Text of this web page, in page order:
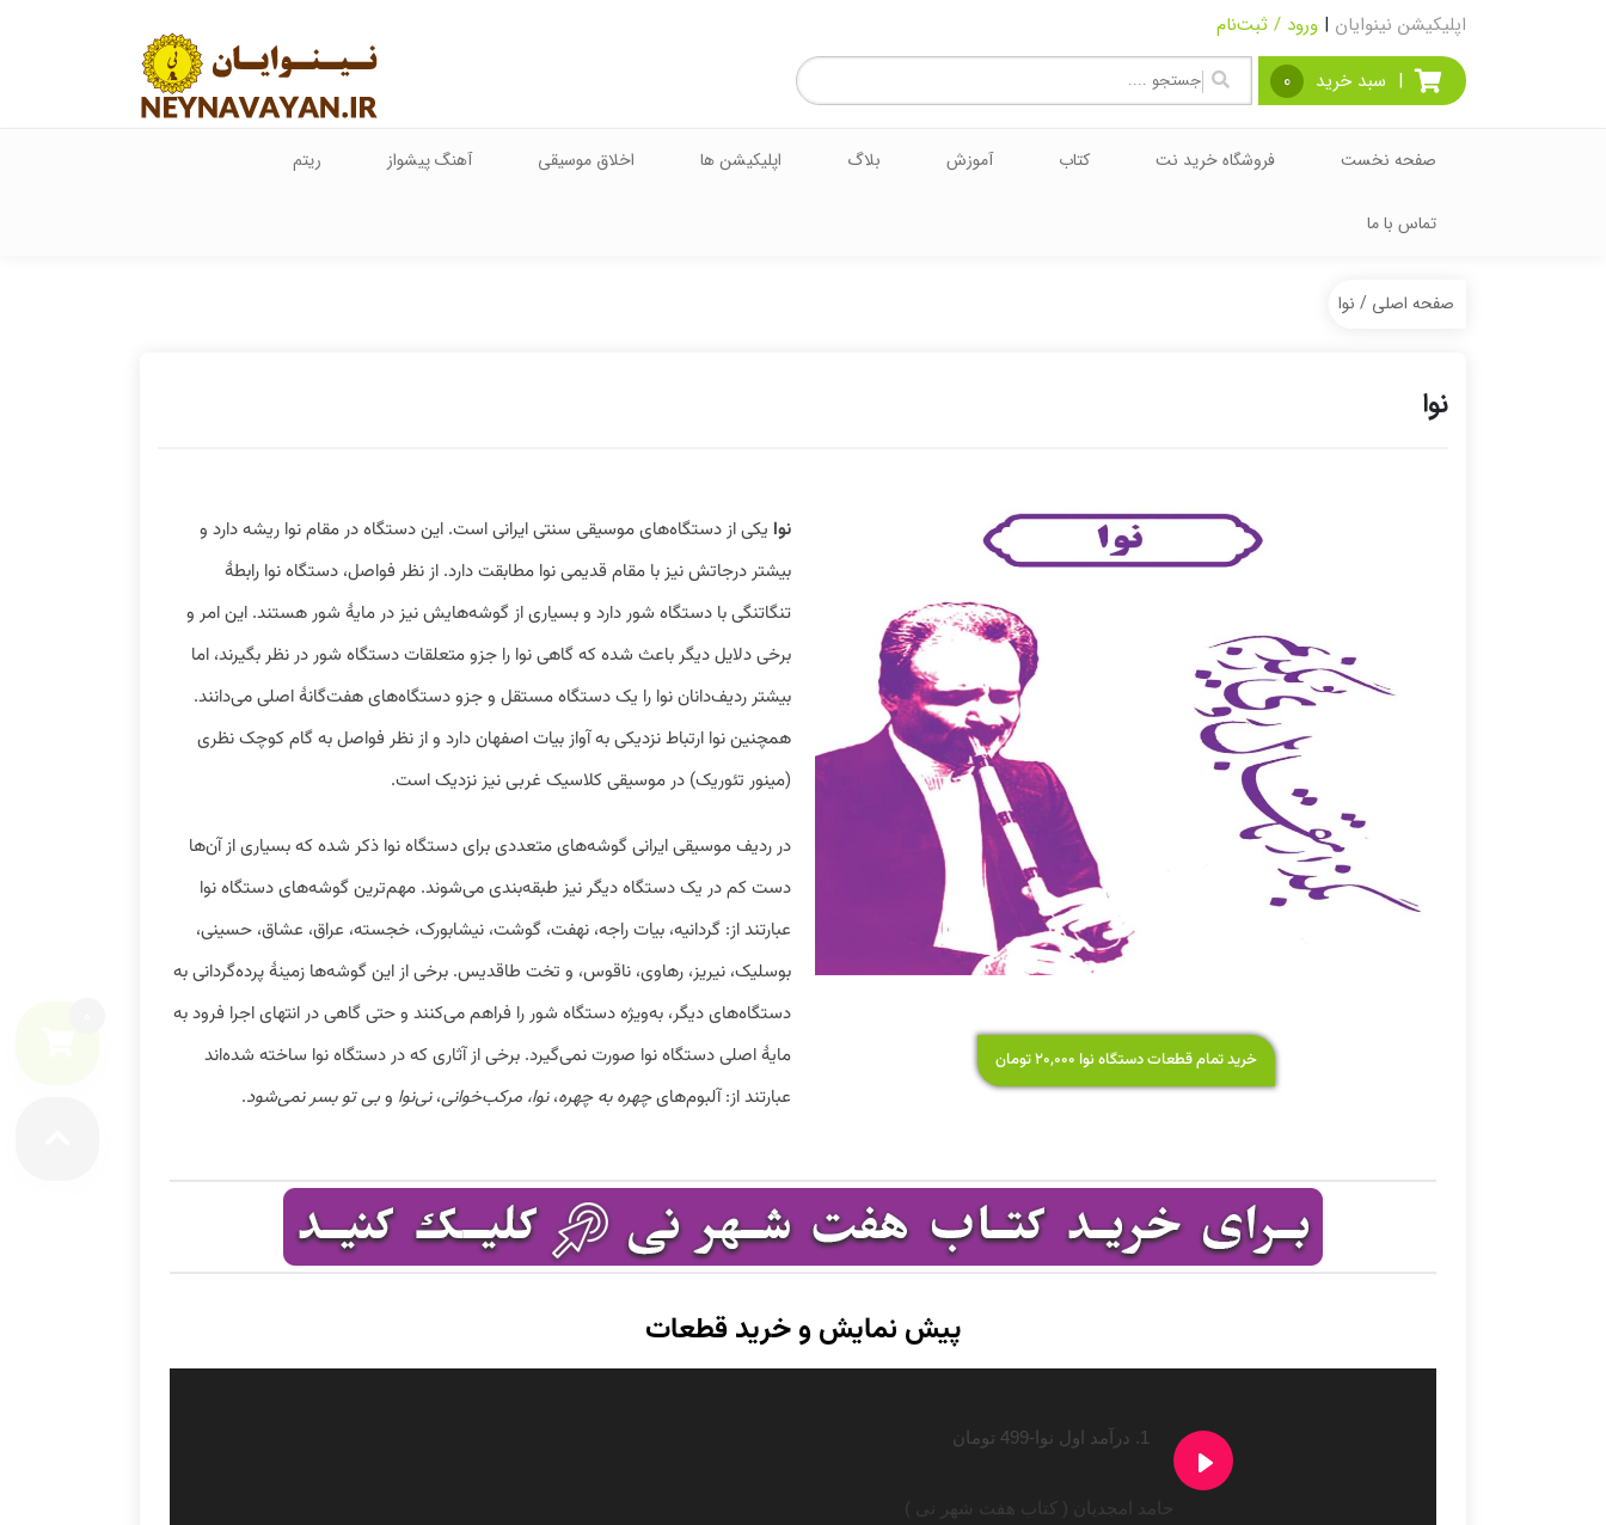
اپلیکیشن نینوایان | ورود / ثبت‌نام
| سبد خرید 0
صفحه نخست فروشگاه خرید نت کتاب آموزش بلاگ اپلیکیشن ها اخلاق موسیقی آهنگ پیشواز ریتم
تماس با ما
صفحه اصلی / نوا
نوا
خرید تمام قطعات دستگاه نوا ۲۰,۰۰۰ تومان
نوا یکی از دستگاه‌های موسیقی سنتی ایرانی است. این دستگاه در مقام نوا ریشه دارد و
بیشتر درجاتش نیز با مقام قدیمی نوا مطابقت دارد. از نظر فواصل، دستگاه نوا رابطهٔ
تنگاتنگی با دستگاه شور دارد و بسیاری از گوشه‌هایش نیز در مایهٔ شور هستند. این امر و
برخی دلایل دیگر باعث شده که گاهی نوا را جزو متعلقات دستگاه شور در نظر بگیرند، اما
بیشتر ردیف‌دانان نوا را یک دستگاه مستقل و جزو دستگاه‌های هفت‌گانهٔ اصلی می‌دانند.
همچنین نوا ارتباط نزدیکی به آواز بیات اصفهان دارد و از نظر فواصل به گام کوچک نظری
(مینور تئوریک) در موسیقی کلاسیک غربی نیز نزدیک است.
در ردیف موسیقی ایرانی گوشه‌های متعددی برای دستگاه نوا ذکر شده که بسیاری از آن‌ها
دست کم در یک دستگاه دیگر نیز طبقه‌بندی می‌شوند. مهم‌ترین گوشه‌های دستگاه نوا
عبارتند از: گردانیه، بیات راجه، نهفت، گوشت، نیشابورک، خجسته، عراق، عشاق، حسینی،
بوسلیک، نیریز، رهاوی، ناقوس، و تخت طاقدیس. برخی از این گوشه‌ها زمینهٔ پرده‌گردانی به
دستگاه‌های دیگر، به‌ویژه دستگاه شور را فراهم می‌کنند و حتی گاهی در انتهای اجرا فرود به
مایهٔ اصلی دستگاه نوا صورت نمی‌گیرد. برخی از آثاری که در دستگاه نوا ساخته شده‌اند
عبارتند از: آلبوم‌هایچهره به چهره،نوا، مرکب‌خوانی،نی‌نوا وبی تو بسر نمی‌شود.
پیش نمایش و خرید قطعات
1. درآمد اول نوا-499 تومان
حامد امجدیان ( کتاب هفت شهر نی )